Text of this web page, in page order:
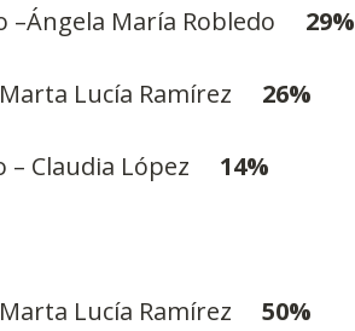
–Ángela María Robledo 29%
Lucía Ramírez 26%
– Claudia López 14%
Lucía Ramírez 50%